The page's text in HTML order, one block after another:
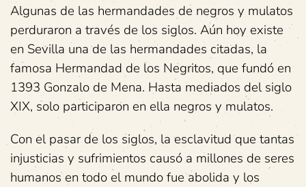
Algunas de las hermandades de negros y mulatos
perduraron a través de los siglos. Aún hoy existe
en Sevilla una de las hermandades citadas, la
famosa Hermandad de los Negritos, que fundó en
1393 Gonzalo de Mena. Hasta mediados del siglo
XIX, solo participaron en ella negros y mulatos.
Con el pasar de los siglos, la esclavitud que tantas
injusticias y sufrimientos causó a millones de seres
humanos en todo el mundo fue abolida y los